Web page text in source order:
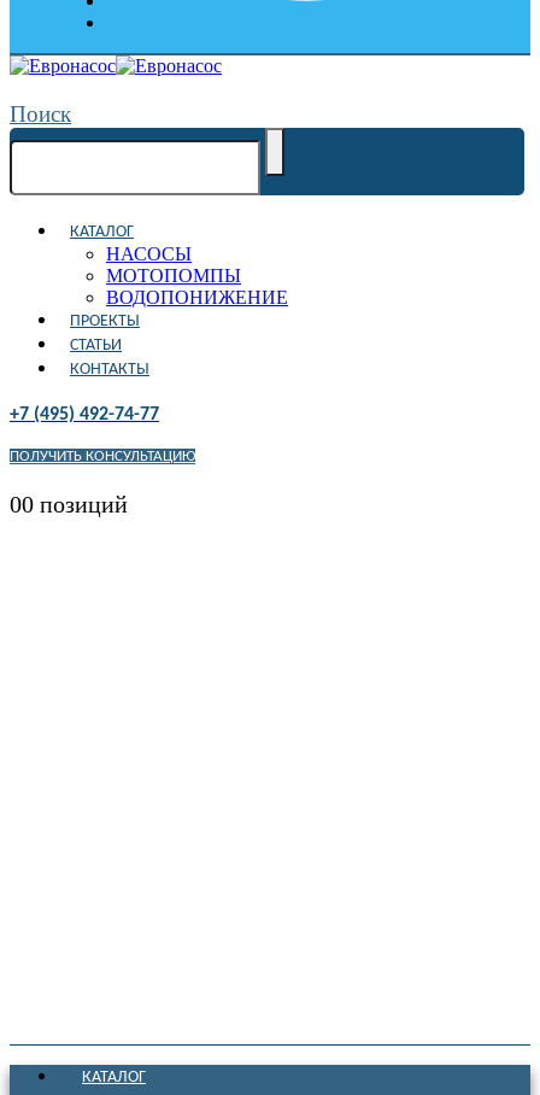
Поиск
КАТАЛОГ
НАСОСЫ
МОТОПОМПЫ
ВОДОПОНИЖЕНИЕ
ПРОЕКТЫ
СТАТЬИ
КОНТАКТЫ
+7 (495) 492-74-77
ПОЛУЧИТЬ КОНСУЛЬТАЦИЮ
00 позиций
КАТАЛОГ